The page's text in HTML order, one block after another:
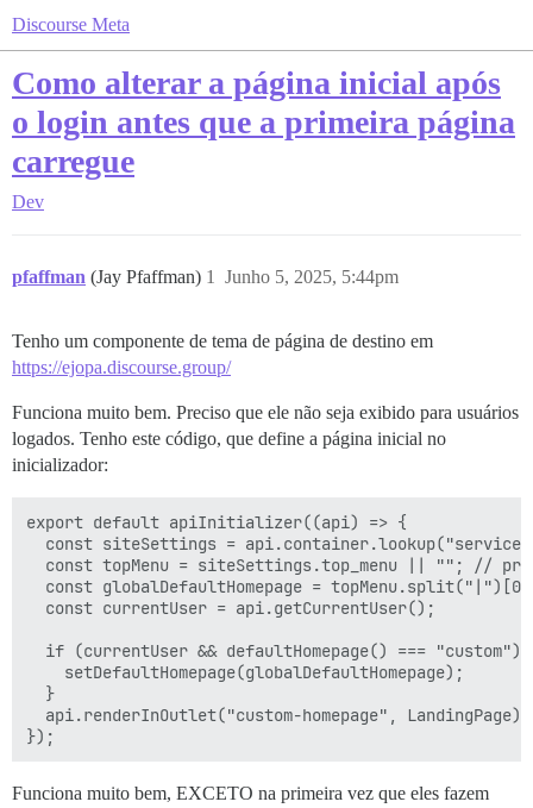
Discourse Meta
Como alterar a página inicial após
o login antes que a primeira página
carregue
Dev
pfaffman (Jay Pfaffman) Junho 5, 2025, 5:44pm
1
Tenho um componente de tema de página de destino em
https://ejopa.discourse.group/
Funciona muito bem. Preciso que ele não seja exibido para usuários
logados. Tenho este código, que define a página inicial no
inicializador:
export default apiInitializer((api) => {
const siteSettings =
const topMenu = siteSettings.top_menu || ""; //
const globalDefaultHomepage =
  const currentUser = api.getCurrentUser();
if (currentUser && defaultHomepage() === "custom")
    setDefaultHomepage(globalDefaultHomepage);
  }
  api.renderInOutlet("custom-homepage", LandingPage);
Funciona muito bem, EXCETO na primeira vez que eles fazem